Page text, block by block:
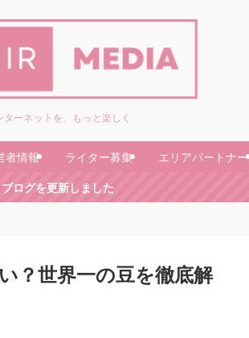
ターネットを、もっと楽しく
者情報 ライター募集 エリアパートナー
ブログを更新しました
？世界一の豆を徹底解